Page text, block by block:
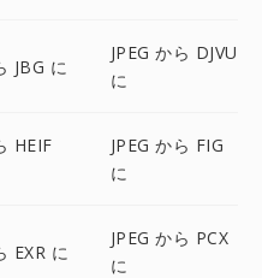
JBG に
JPEG から DJVU
に
HEIF
JPEG から FIG
に
EXR に
JPEG から PCX
に